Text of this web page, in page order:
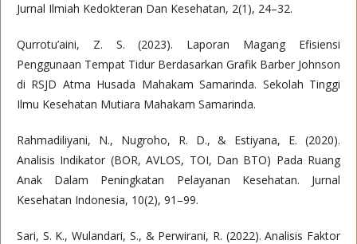
Jurnal Ilmiah Kedokteran Dan Kesehatan, 2(1), 24–32.
Qurrotu’aini, Z. S. (2023). Laporan Magang Efisiensi
Penggunaan Tempat Tidur Berdasarkan Grafik Barber Johnson
di RSJD Atma Husada Mahakam Samarinda. Sekolah Tinggi
Ilmu Kesehatan Mutiara Mahakam Samarinda.
Rahmadiliyani, N., Nugroho, R. D., & Estiyana, E. (2020).
Analisis Indikator (BOR, AVLOS, TOI, Dan BTO) Pada Ruang
Anak Dalam Peningkatan Pelayanan Kesehatan. Jurnal
Kesehatan Indonesia, 10(2), 91–99.
Sari, S. K., Wulandari, S., & Perwirani, R. (2022). Analisis Faktor